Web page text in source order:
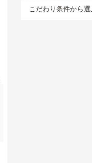
こだわり条件から選